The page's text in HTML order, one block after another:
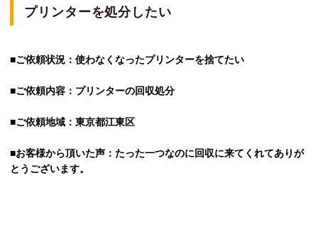
プリンターを処分したい
■ご依頼状況：使わなくなったプリンターを捨てたい
■ご依頼内容：プリンターの回収処分
■ご依頼地域：東京都江東区
■お客様から頂いた声：たった一つなのに回収に来てくれてありが
とうございます。